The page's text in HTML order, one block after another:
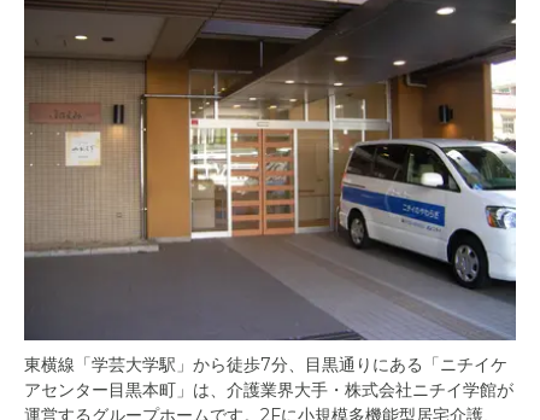
東横線「学芸大学駅」から徒歩7分、目黒通りにある「ニチイケ
アセンター目黒本町」は、介護業界大手・株式会社ニチイ学館が
運営するグループホームです。2Fに小規模多機能型居宅介護、